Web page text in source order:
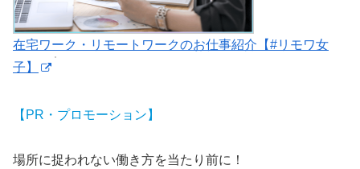
在宅ワーク・リモートワークのお仕事紹介【#リモワ女
子】
【PR・プロモーション】
場所に捉われない働き方を当たり前に！